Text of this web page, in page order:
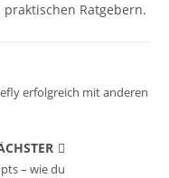
Ratgebern.
erfolgreich mit anderen
– wie du